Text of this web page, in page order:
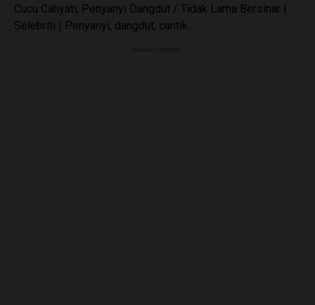
Cucu Cahyati, Penyanyi Dangdut / Tidak Lama Bersinar |
Selebriti | Penyanyi, dangdut, cantik